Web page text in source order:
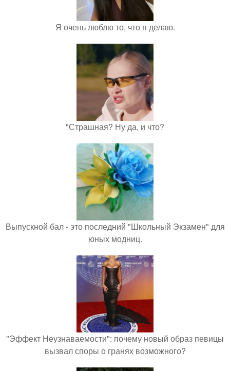
Я очень люблю то, что я делаю.
"Страшная? Ну да, и что?
Выпускной бал - это последний "Школьный Экзамен" для
юных модниц.
"Эффект Неузнаваемости": почему новый образ певицы
вызвал споры о гранях возможного?